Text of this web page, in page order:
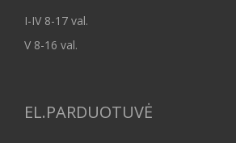
I-IV 8-17 val.
V 8-16 val.
EL.PARDUOTUVĖ